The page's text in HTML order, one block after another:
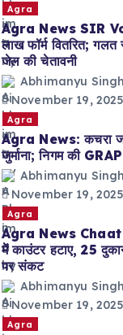
Agra
Agra News SIR
लाख फॉर्म वितरित;
जेल की चेतावनी
Abhimanyu Singh
November 19, 2025
Agra
Agra News: कचरा
जुर्माना; निगम की
Abhimanyu Singh
November 19, 2025
Agra
Agra News Chaat
में काउंटर हटाए, 25
पर संकट
Abhimanyu Singh
November 19, 2025
Agra